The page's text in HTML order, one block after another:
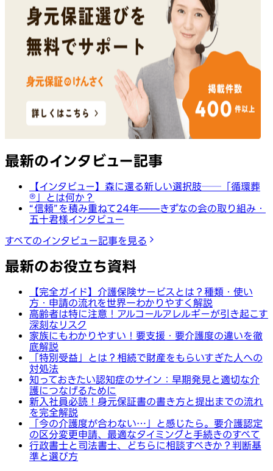
最新のインタビュー記事
【インタビュー】森に還る新しい選択肢──「循環葬
®︎」とは何か？
“信頼”を積み重ねて24年——きずなの会の取り組み・
五十君様インタビュー
すべてのインタビュー記事を見る
最新のお役立ち資料
【完全ガイド】介護保険サービスとは？種類・使い
方・申請の流れを世界一わかりやすく解説
高齢者は特に注意！アルコールアレルギーが引き起こす
深刻なリスク
家族にもわかりやすい！要支援・要介護度の違いを徹
底解説
「特別受益」とは？相続で財産をもらいすぎた人への
対処法
知っておきたい認知症のサイン：早期発見と適切な介
護につなげるために
新入社員必読！身元保証書の書き方と提出までの流れ
を完全解説
「今の介護度が合わない…」と感じたら。要介護認定
の区分変更申請、最適なタイミングと手続きのすべて
行政書士と司法書士、どちらに相談すべきか？判断基
準と選び方